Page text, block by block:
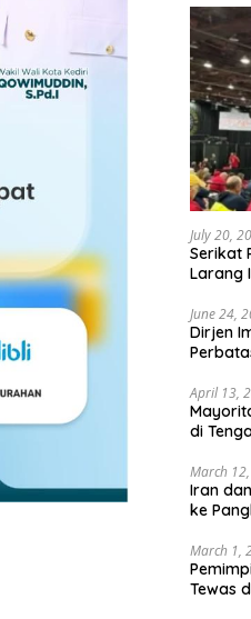
July 20,
Serikat
Larang
June 24,
Dirjen
April 13,
di
March
Iran
ke
March 1,
Tewas